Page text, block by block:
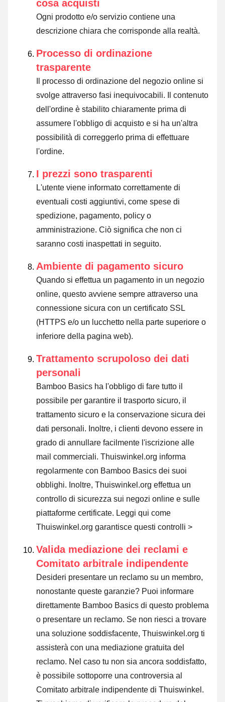
cosa acquisti
Ogni prodotto e/o servizio contiene una
descrizione chiara che corrisponde alla realtà.
Processo di ordinazione
trasparente
Il processo di ordinazione del negozio online si
svolge attraverso fasi inequivocabili. Il contenuto
dell'ordine è stabilito chiaramente prima di
assumere l'obbligo di acquisto e si ha un'altra
possibilità di correggerlo prima di effettuare
l'ordine.
I prezzi sono trasparenti
L'utente viene informato correttamente di
eventuali costi aggiuntivi, come spese di
spedizione, pagamento, policy o
amministrazione. Ciò significa che non ci
saranno costi inaspettati in seguito.
Ambiente di pagamento sicuro
Quando si effettua un pagamento in un negozio
online, questo avviene sempre attraverso una
connessione sicura con un certificato SSL
(HTTPS e/o un lucchetto nella parte superiore o
inferiore della pagina web).
Trattamento scrupoloso dei dati
personali
Bamboo Basics ha l'obbligo di fare tutto il
possibile per garantire il trasporto sicuro, il
trattamento sicuro e la conservazione sicura dei
dati personali. Inoltre, i clienti devono essere in
grado di annullare facilmente l'iscrizione alle
mail commerciali. Thuiswinkel.org informa
regolarmente con Bamboo Basics dei suoi
obblighi. Inoltre, Thuiswinkel.org effettua un
controllo di sicurezza sui negozi online e sulle
piattaforme certificate. Leggi qui come
Thuiswinkel.org garantisce questi controlli >
Valida mediazione dei reclami e
Comitato arbitrale indipendente
Desideri presentare un reclamo su un membro,
nonostante queste garanzie? Puoi informare
direttamente Bamboo Basics di questo problema
o presentare un reclamo. Se non riesci a trovare
una soluzione soddisfacente, Thuiswinkel.org ti
assisterà con una mediazione gratuita del
reclamo. Nel caso tu non sia ancora soddisfatto,
è possibile sottoporre una controversia al
Comitato arbitrale indipendente di Thuiswinkel.